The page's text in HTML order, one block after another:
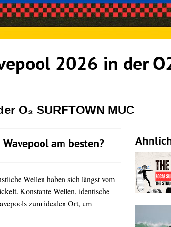
2026 in der
O₂ SURFTOWN MUC
am besten?
Wellen haben sich längst vom
Konstante Wellen, identische
zum idealen Ort, um